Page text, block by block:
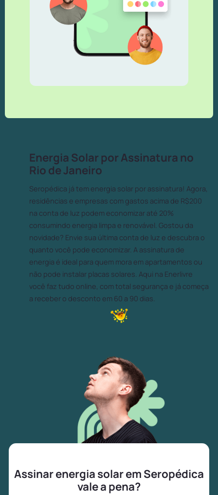
Energia Solar por Assinatura no
Rio de Janeiro
Seropédica já tem energia solar por assinatura! Agora,
residências e empresas com gastos acima de R$200
na conta de luz podem economizar até 20%
consumindo energia limpa e renovável. Gostou da
novidade? Envie sua última conta de luz e descubra o
quanto você pode economizar. A assinatura de
energia é ideal para quem mora em apartamentos ou
não pode instalar placas solares. Aqui na Enerlivre
você faz tudo online, com total segurança e já começa
a receber o desconto em 60 a 90 dias.
Assinar energia solar em Seropédica
vale a pena?